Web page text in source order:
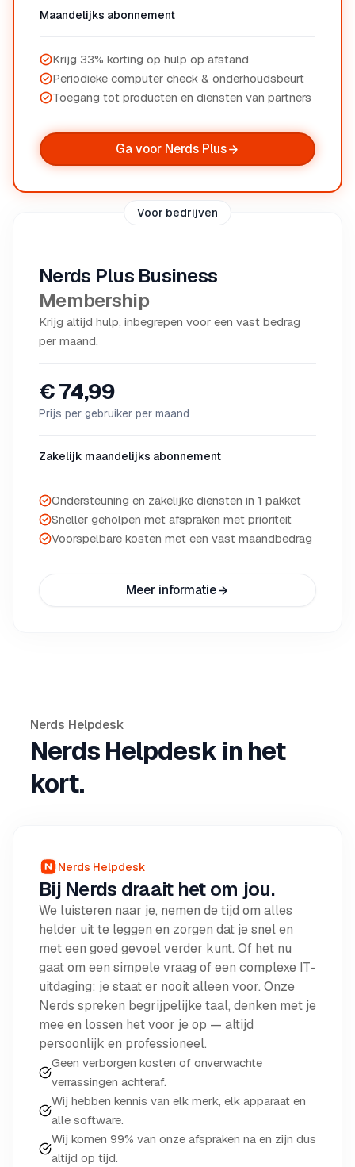
Maandelijks abonnement
Krijg 33% korting op hulp op afstand
Periodieke computer check & onderhoudsbeurt
Toegang tot producten en diensten van partners
Ga voor Nerds Plus
Nerds Plus Business
Membership
Krijg altijd hulp, inbegrepen voor een vast bedrag
per maand.
€ 74,99
Prijs per gebruiker per maand
Zakelijk maandelijks abonnement
Ondersteuning en zakelijke diensten in 1 pakket
Sneller geholpen met afspraken met prioriteit
Voorspelbare kosten met een vast maandbedrag
Meer informatie
Voor bedrijven
Nerds Helpdesk
Nerds Helpdesk in het
kort.
Nerds Helpdesk
Bij Nerds draait het om jou.
We luisteren naar je, nemen de tijd om alles
helder uit te leggen en zorgen dat je snel en
met een goed gevoel verder kunt. Of het nu
gaat om een simpele vraag of een complexe IT-
uitdaging: je staat er nooit alleen voor. Onze
Nerds spreken begrijpelijke taal, denken met je
mee en lossen het voor je op — altijd
persoonlijk en professioneel.
Geen verborgen kosten of onverwachte
verrassingen achteraf.
Wij hebben kennis van elk merk, elk apparaat en
alle software.
Wij komen 99% van onze afspraken na en zijn dus
altijd op tijd.